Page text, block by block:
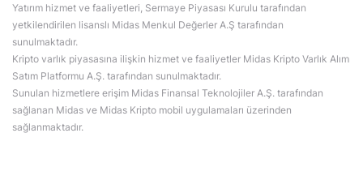
Yatırım hizmet ve faaliyetleri, Sermaye Piyasası Kurulu tarafından
yetkilendirilen lisanslı Midas Menkul Değerler A.Ş tarafından
sunulmaktadır.
Kripto varlık piyasasına ilişkin hizmet ve faaliyetler Midas Kripto Varlık Alım
Satım Platformu A.Ş. tarafından sunulmaktadır.
Sunulan hizmetlere erişim Midas Finansal Teknolojiler A.Ş. tarafından
sağlanan Midas ve Midas Kripto mobil uygulamaları üzerinden
sağlanmaktadır.